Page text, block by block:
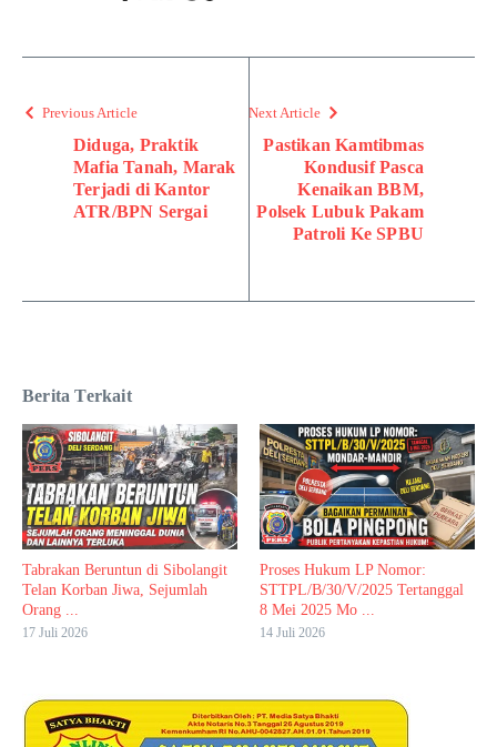
Previous Article
Diduga, Praktik
Mafia Tanah, Marak
Terjadi di Kantor
ATR/BPN Sergai
Next Article
Pastikan Kamtibmas
Kondusif Pasca
Kenaikan BBM,
Polsek Lubuk Pakam
Patroli Ke SPBU
Berita Terkait
Tabrakan Beruntun di Sibolangit
Telan Korban Jiwa, Sejumlah
Orang ...
17 Juli 2026
Proses Hukum LP Nomor:
STTPL/B/30/V/2025 Tertanggal
8 Mei 2025 Mo ...
14 Juli 2026